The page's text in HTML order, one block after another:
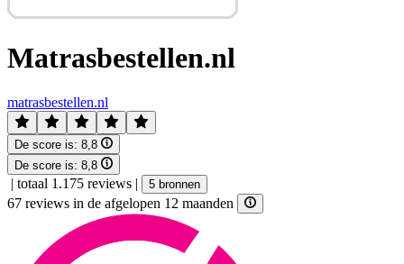
Matrasbestellen.nl
matrasbestellen.nl
De score is: 8,8
De score is: 8,8
| totaal 1.175 reviews | 5 bronnen
67 reviews in de afgelopen 12 maanden